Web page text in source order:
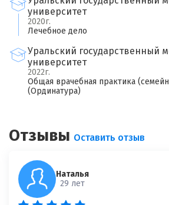
университет
2020г.
Лечебное дело
Уральский государственный
университет
2022г.
Общая врачебная практика
(Ординатура)
Отзывы Оставить отзыв
Наталья
29 лет
Оставить свой отзыв
Ваш возраст